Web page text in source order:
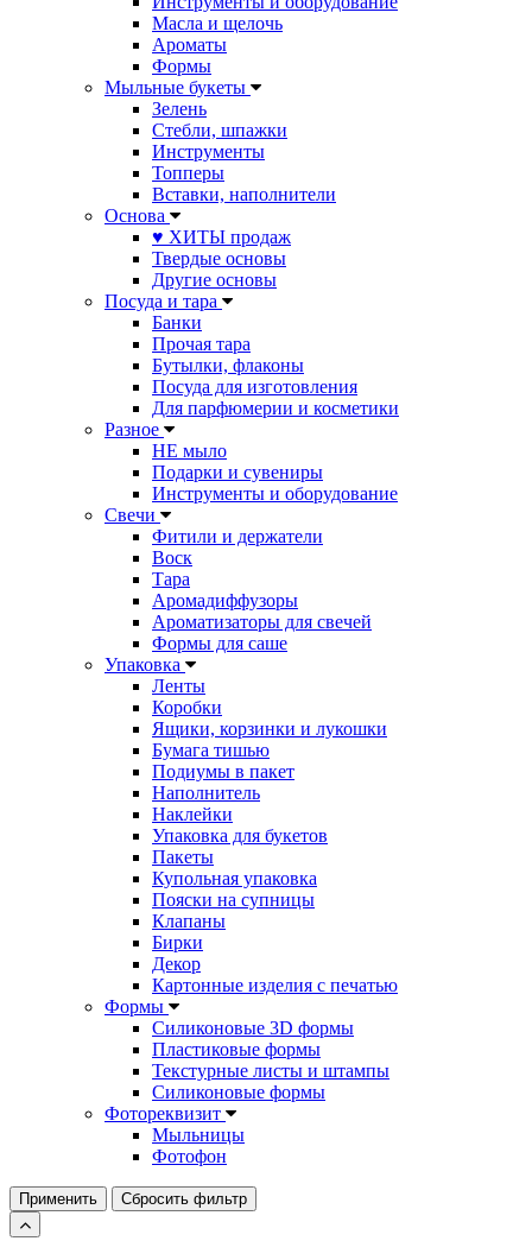
Масла и щелочь
Ароматы
Формы
Мыльные букеты
Зелень
Стебли, шпажки
Инструменты
Топперы
Вставки, наполнители
Основа
♥ ХИТЫ продаж
Твердые основы
Другие основы
Посуда и тара
Банки
Прочая тара
Бутылки, флаконы
Посуда для изготовления
Для парфюмерии и косметики
Разное
НЕ мыло
Подарки и сувениры
Инструменты и оборудование
Свечи
Фитили и держатели
Воск
Тара
Аромадиффузоры
Ароматизаторы для свечей
Формы для саше
Упаковка
Ленты
Коробки
Ящики, корзинки и лукошки
Бумага тишью
Подиумы в пакет
Наполнитель
Наклейки
Упаковка для букетов
Пакеты
Купольная упаковка
Пояски на супницы
Клапаны
Бирки
Декор
Картонные изделия с печатью
Формы
Силиконовые 3D формы
Пластиковые формы
Текстурные листы и штампы
Силиконовые формы
Фотореквизит
Мыльницы
Фотофон
Применить Сбросить фильтр